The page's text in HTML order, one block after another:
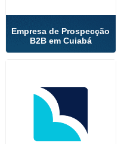
Empresa de Prospecção
B2B em Cuiabá